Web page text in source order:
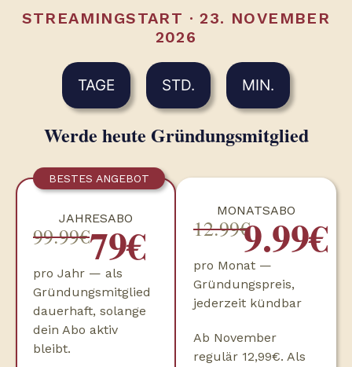
STREAMINGSTART · 23. NOVEMBER
2026
TAGE STD. MIN.
Werde heute Gründungsmitglied
BESTES ANGEBOT
JAHRESABO
99.99€79€
pro Jahr — als
Gründungsmitglied
dauerhaft, solange
dein Abo aktiv
bleibt.
MONATSABO
12.99€9.99€
pro Monat —
Gründungspreis,
jederzeit kündbar
Ab November
regulär 12,99€. Als